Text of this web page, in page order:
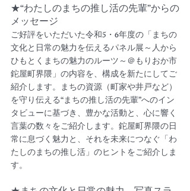
★“わたしのまちの推し活の先輩”からの
メッセージ
ご好評をいただいた令和5・6年度の「まちの
文化と日常の魅力を伝えるパネル展～人から
ひもとくまちの魅力のルーツ～＠もりおか市
鉈屋町界隈」の内容を、構成を新たにしてご
紹介します。まちの資源（町家や井戸など）
を守り伝える“まちの推し活の先輩”へのイン
タビューに基づき、豊かな活動と、心に響く
言葉の数々をご紹介します。鉈屋町界隈の日
常に息づく魅力と、それを未来につなぐ「わ
たしのまちの推し活」のヒントをご紹介しま
す。